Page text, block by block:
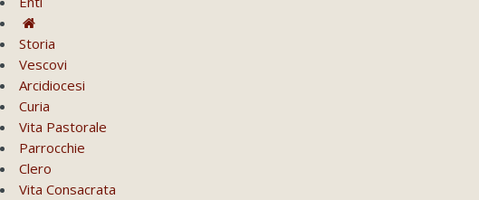
Storia
Vescovi
Arcidiocesi
Curia
Vita Pastorale
Parrocchie
Clero
Vita Consacrata